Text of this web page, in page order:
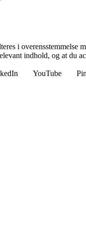
i overensstemmelse
indhold, og at du
YouTube